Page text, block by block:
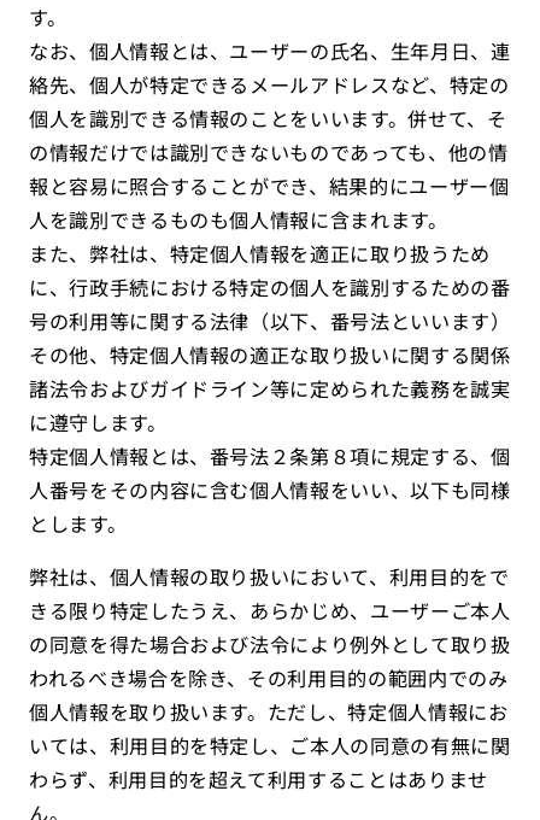
す。
なお、個人情報とは、ユーザーの氏名、生年月日、連
絡先、個人が特定できるメールアドレスなど、特定の
個人を識別できる情報のことをいいます。併せて、そ
の情報だけでは識別できないものであっても、他の情
報と容易に照合することができ、結果的にユーザー個
人を識別できるものも個人情報に含まれます。
また、弊社は、特定個人情報を適正に取り扱うため
に、行政手続における特定の個人を識別するための番
号の利用等に関する法律（以下、番号法といいます）
その他、特定個人情報の適正な取り扱いに関する関係
諸法令およびガイドライン等に定められた義務を誠実
に遵守します。
特定個人情報とは、番号法２条第８項に規定する、個
人番号をその内容に含む個人情報をいい、以下も同様
とします。
弊社は、個人情報の取り扱いにおいて、利用目的をで
きる限り特定したうえ、あらかじめ、ユーザーご本人
の同意を得た場合および法令により例外として取り扱
われるべき場合を除き、その利用目的の範囲内でのみ
個人情報を取り扱います。ただし、特定個人情報にお
いては、利用目的を特定し、ご本人の同意の有無に関
わらず、利用目的を超えて利用することはありませ
ん。